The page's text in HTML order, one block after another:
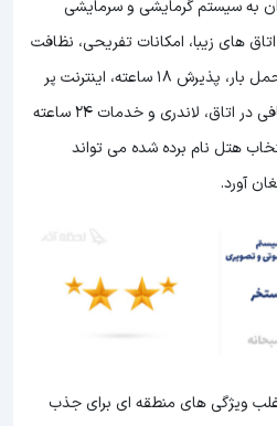
به سیستم گرمایشی و سرمایشی
های زیبا، امکانات تفریحی، نظافت
روزانه، برخورد مناسب پرسنل، حمل بار، پذیرش 18 ساعته، اینترنت پر
سرعت در اتاق، کمد و قفسه کافی در اتاق، لاندری و خدمات 24 ساعته
هتل نام برده شده می تواند
آورد.
اغلب ویژگی های منطقه ای برای جذب